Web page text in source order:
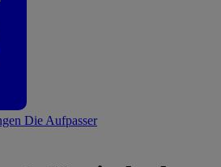
Die Aufpasser